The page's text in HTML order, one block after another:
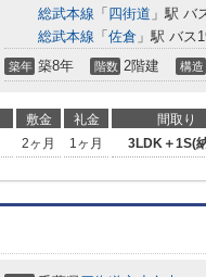
総武本線 「 四街道 」駅 バ
総武本線 「 佐倉 」駅 バス
築年 築8年 階数 2階建 構造
敷金 礼金 間取り
2ヶ月 1ヶ月 3LDK＋1S(